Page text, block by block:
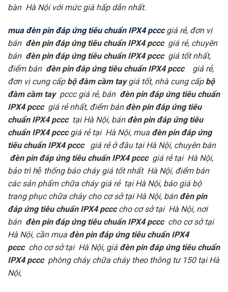
bàn Hà Nội với mức giá hấp dẫn nhất.
mua đèn pin đáp ứng tiêu chuẩn IPX4 pccc giá rẻ, đơn vị
bán đèn pin đáp ứng tiêu chuẩn IPX4 pccc giá rẻ, chuyên
bán đèn pin đáp ứng tiêu chuẩn IPX4 pccc giá tốt nhất,
điểm bán đèn pin đáp ứng tiêu chuẩn IPX4 pccc
giá rẻ,
đơn vị cung cấp bộ đàm cầm taygiá tốt, nhà cung cấp bộ
đàm cầm tay pccc giá rẻ, bán đèn pin đáp ứng tiêu chuẩn
IPX4 pccc giá rẻ nhất, điểm bán đèn pin đáp ứng tiêu
chuẩn IPX4 pccc tại Hà Nội, bán đèn pin đáp ứng tiêu
chuẩn IPX4 pcccgiá rẻ tại Hà Nội, mua đèn pin đáp ứng
tiêu chuẩn IPX4 pccc
giá rẻ ở đâu tại Hà Nội, chuyên bán
đèn pin đáp ứng tiêu chuẩn IPX4 pccc giá rẻ tại Hà Nội,
bảo trì hệ thống báo cháy giá tốt nhất Hà Nội, điểm bán
các sản phẩm chữa cháy giá rẻ tại Hà Nội, báo giá bộ
trang phục chữa cháy cho cơ sở tại Hà Nội, bán đèn pin
đáp ứng tiêu chuẩn IPX4 pccccho cơ sở tại Hà Nội, nơi
bán đèn pin đáp ứng tiêu chuẩn IPX4 pccc cho cơ sở tại
Hà Nội, cần mua đèn pin đáp ứng tiêu chuẩn IPX4
pccc cho cơ sở tại Hà Nội, giá đèn pin đáp ứng tiêu chuẩn
IPX4 pccc phòng cháy chữa cháy theo thông tư 150 tại Hà
Nội,